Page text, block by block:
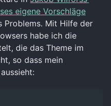
eigene Vorschläge
Problems. Mit Hilfe der
habe ich die
die das Theme im
so dass mein